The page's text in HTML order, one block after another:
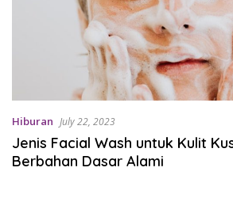
Hiburan July 22, 2023
Jenis Facial Wash untuk Kulit
Berbahan Dasar Alami